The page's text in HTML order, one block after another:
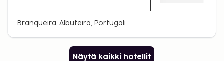
Branqueira, Albufeira, Portugali
Näytä kaikki hotellit